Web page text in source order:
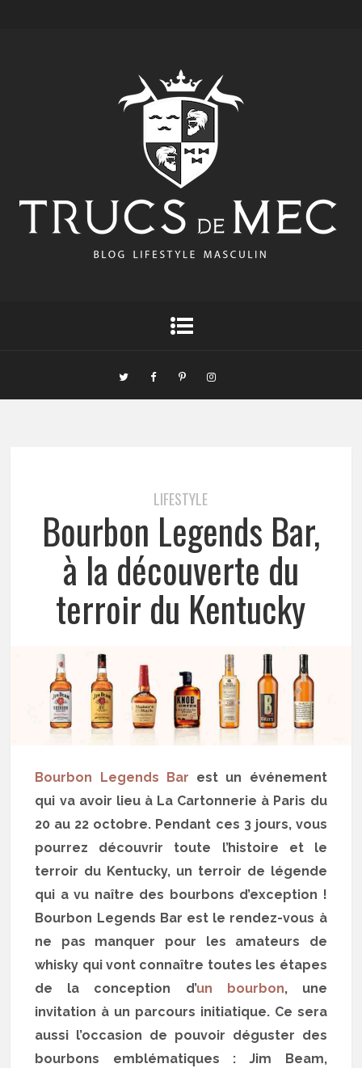
LIFESTYLE
Bourbon Legends Bar,
à la découverte du
terroir du Kentucky
Bourbon Legends Bar est un événement
qui va avoir lieu à La Cartonnerie à Paris du
20 au 22 octobre. Pendant ces 3 jours, vous
pourrez découvrir toute l’histoire et le
terroir du Kentucky, un terroir de légende
qui a vu naître des bourbons d’exception !
Bourbon Legends Bar est le rendez-vous à
ne pas manquer pour les amateurs de
whisky qui vont connaître toutes les étapes
de la conception d’un bourbon, une
invitation à un parcours initiatique. Ce sera
aussi l’occasion de pouvoir déguster des
bourbons emblématiques : Jim Beam,